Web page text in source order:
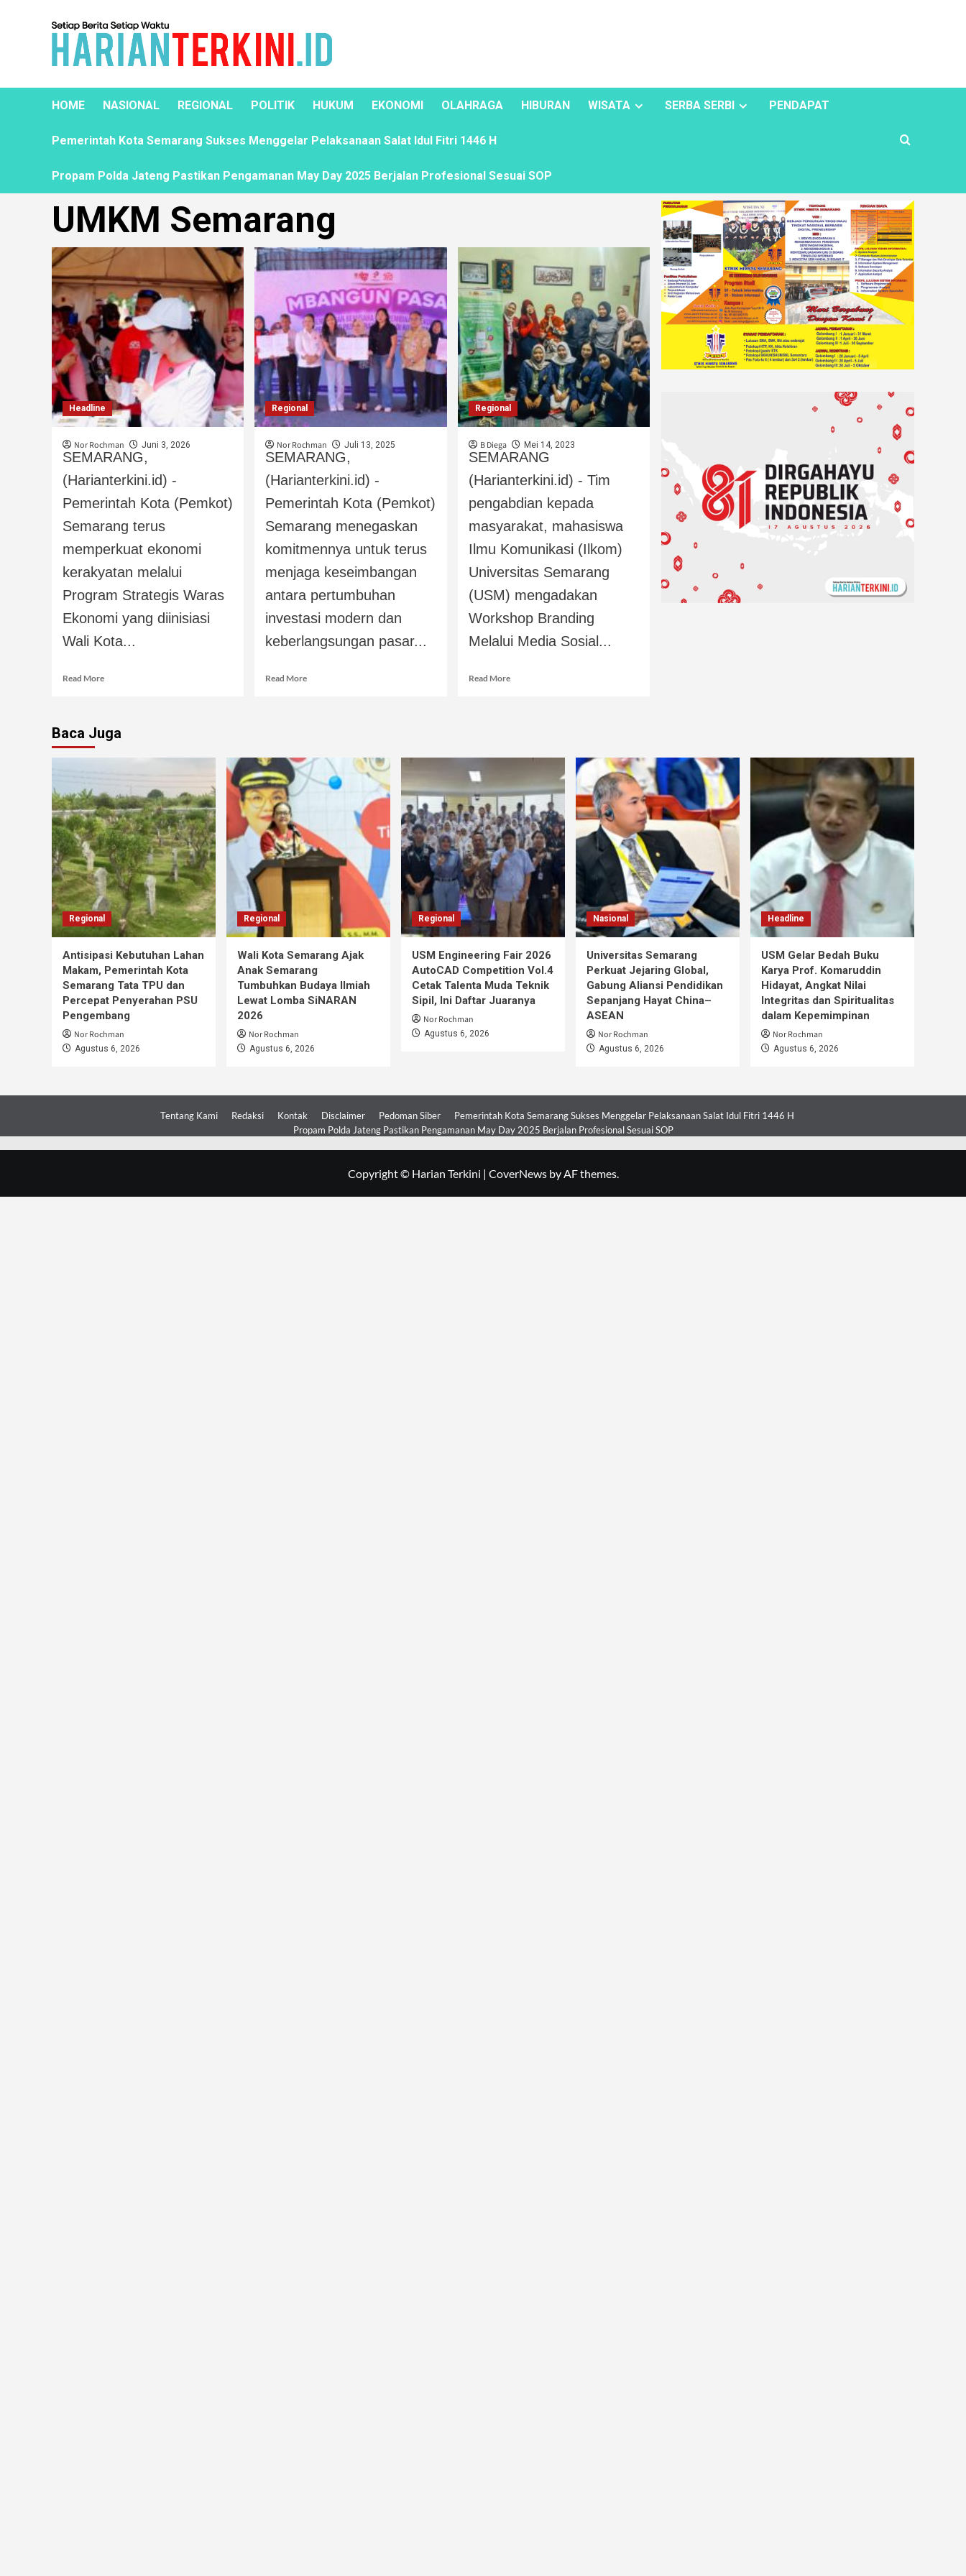
HOME NASIONAL REGIONAL POLITIK HUKUM EKONOMI OLAHRAGA HIBURAN WISATA SERBA SERBI PENDAPAT
Pemerintah Kota Semarang Sukses Menggelar Pelaksanaan Salat Idul Fitri 1446 H
Propam Polda Jateng Pastikan Pengamanan May Day 2025 Berjalan Profesional Sesuai SOP
UMKM Semarang
Headline
Nor Rochman Juni 3, 2026
SEMARANG,
(Harianterkini.id) -
Pemerintah Kota (Pemkot)
Semarang terus
memperkuat ekonomi
kerakyatan melalui
Program Strategis Waras
Ekonomi yang diinisiasi
Wali Kota...
Read More
Regional
Nor Rochman Juli 13, 2025
SEMARANG,
(Harianterkini.id) -
Pemerintah Kota (Pemkot)
Semarang menegaskan
komitmennya untuk terus
menjaga keseimbangan
antara pertumbuhan
investasi modern dan
keberlangsungan pasar...
Read More
Regional
B Diega Mei 14, 2023
SEMARANG
(Harianterkini.id) - Tim
pengabdian kepada
masyarakat, mahasiswa
Ilmu Komunikasi (Ilkom)
Universitas Semarang
(USM) mengadakan
Workshop Branding
Melalui Media Sosial...
Read More
Baca Juga
Regional
Antisipasi Kebutuhan Lahan
Makam, Pemerintah Kota
Semarang Tata TPU dan
Percepat Penyerahan PSU
Pengembang
Nor Rochman
Agustus 6, 2026
Regional
Wali Kota Semarang Ajak
Anak Semarang
Tumbuhkan Budaya Ilmiah
Lewat Lomba SiNARAN
2026
Nor Rochman
Agustus 6, 2026
Regional
USM Engineering Fair 2026
AutoCAD Competition Vol.4
Cetak Talenta Muda Teknik
Sipil, Ini Daftar Juaranya
Nor Rochman
Agustus 6, 2026
Nasional
Universitas Semarang
Perkuat Jejaring Global,
Gabung Aliansi Pendidikan
Sepanjang Hayat China–
ASEAN
Nor Rochman
Agustus 6, 2026
Headline
USM Gelar Bedah Buku
Karya Prof. Komaruddin
Hidayat, Angkat Nilai
Integritas dan Spiritualitas
dalam Kepemimpinan
Nor Rochman
Agustus 6, 2026
Tentang Kami Redaksi Kontak Disclaimer Pedoman Siber
Pemerintah Kota Semarang Sukses Menggelar Pelaksanaan Salat Idul Fitri 1446 H
Propam Polda Jateng Pastikan Pengamanan May Day 2025 Berjalan Profesional Sesuai SOP
Copyright © Harian Terkini | CoverNewsby AF themes.